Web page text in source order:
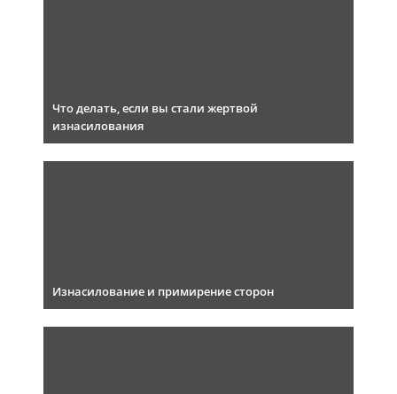
Что делать, если вы стали жертвой
изнасилования
Изнасилование и примирение сторон